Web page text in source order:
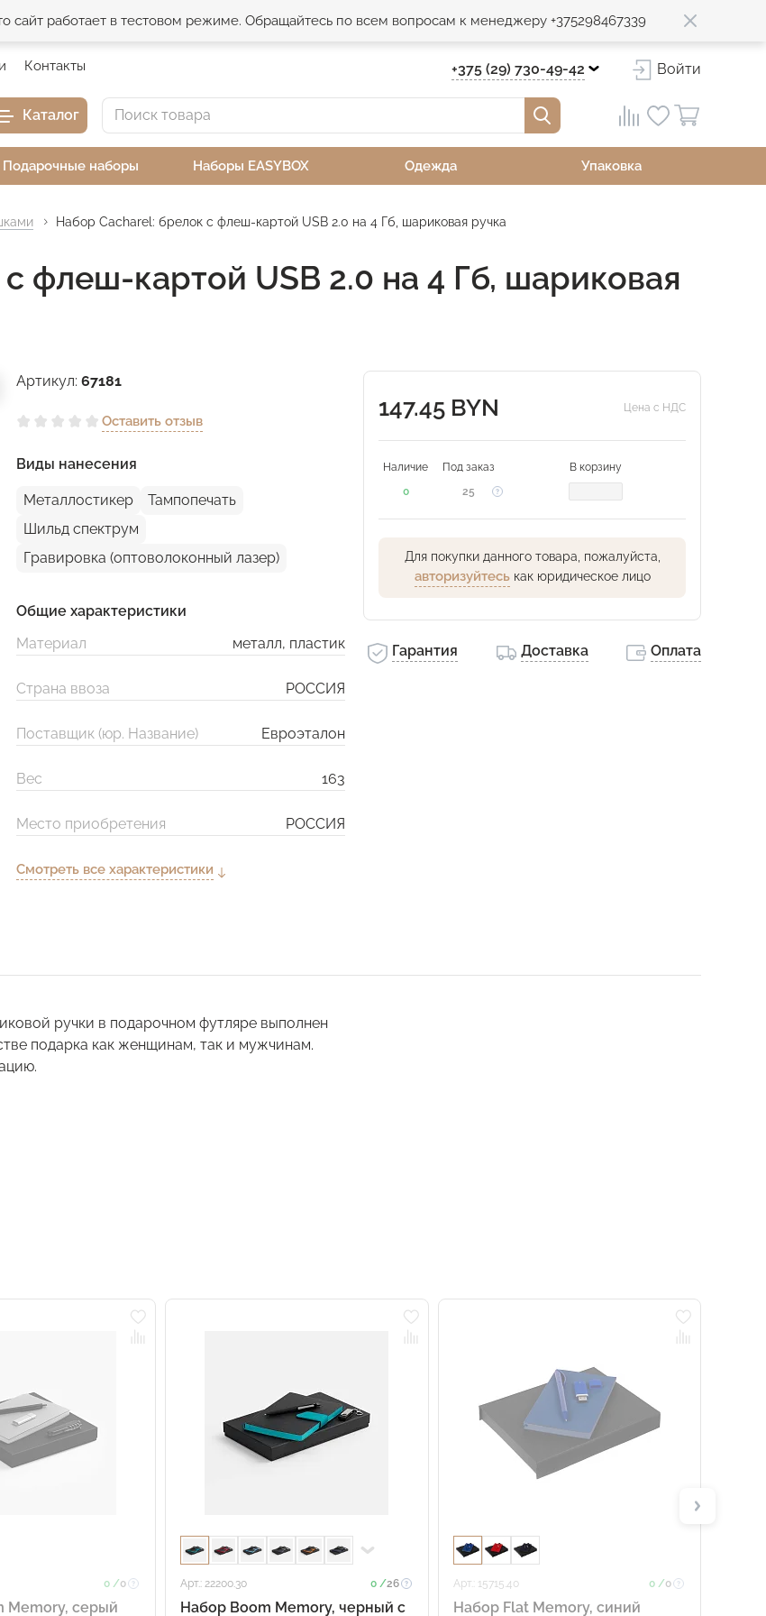
работает в тестовом режиме. Обращайтесь по всем вопросам к менеджеру +375298467339
Контакты +375 (29) 730-49-42 Войти
Каталог
Подарочные наборы Наборы EASYBOX Одежда Упаковка
Набор Cacharel: брелок с флеш-картой USB 2.0 на 4 Гб, шариковая ручка
флеш-картой USB 2.0 на 4 Гб, шариковая
Артикул: 67181
Оставить отзыв
Виды нанесения
Металлостикер
Тампопечать
Шильд спектрум
Гравировка (оптоволоконный лазер)
Общие характеристики
Материал
металл, пластик
Страна ввоза РОССИЯ
Поставщик (юр. Название) Евроэталон
Вес 163
Место приобретения РОССИЯ
Смотреть все характеристики
147.45 BYN Цена с НДС
Наличие Под заказ
В корзину
0
25
Для покупки данного товара, пожалуйста,
авторизуйтеськак юридическое лицо
Гарантия Доставка Оплата
ручки в подарочном футляре выполнен
подарка как женщинам, так и мужчинам.
0 /0
Memory, серый
Арт.: 22200.30 0 /26
Набор Boom Memory, черный с
Арт.: 15715.40 0 /0
Набор Flat Memory, синий